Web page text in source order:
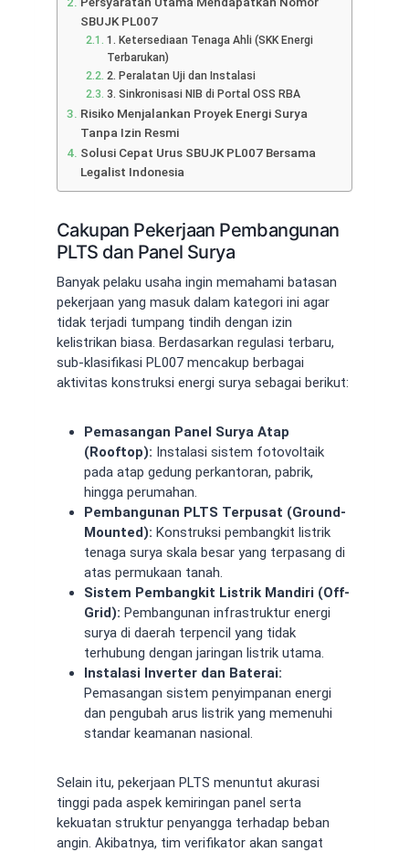
SBUJK PL007
1. Ketersediaan Tenaga Ahli (SKK Energi
Terbarukan)
2. Peralatan Uji dan Instalasi
3. Sinkronisasi NIB di Portal OSS RBA
Risiko Menjalankan Proyek Energi Surya
Tanpa Izin Resmi
Solusi Cepat Urus SBUJK PL007 Bersama
Legalist Indonesia
Cakupan Pekerjaan Pembangunan
PLTS dan Panel Surya
Banyak pelaku usaha ingin memahami batasan
pekerjaan yang masuk dalam kategori ini agar
tidak terjadi tumpang tindih dengan izin
kelistrikan biasa. Berdasarkan regulasi terbaru,
sub-klasifikasi PL007 mencakup berbagai
aktivitas konstruksi energi surya sebagai berikut:
Pemasangan Panel Surya Atap
(Rooftop): Instalasi sistem fotovoltaik
pada atap gedung perkantoran, pabrik,
hingga perumahan.
Pembangunan PLTS Terpusat (Ground-
Mounted): Konstruksi pembangkit listrik
tenaga surya skala besar yang terpasang di
atas permukaan tanah.
Sistem Pembangkit Listrik Mandiri (Off-
Grid): Pembangunan infrastruktur energi
surya di daerah terpencil yang tidak
terhubung dengan jaringan listrik utama.
Instalasi Inverter dan Baterai:
Pemasangan sistem penyimpanan energi
dan pengubah arus listrik yang memenuhi
standar keamanan nasional.
Selain itu, pekerjaan PLTS menuntut akurasi
tinggi pada aspek kemiringan panel serta
kekuatan struktur penyangga terhadap beban
angin. Akibatnya, tim verifikator akan sangat